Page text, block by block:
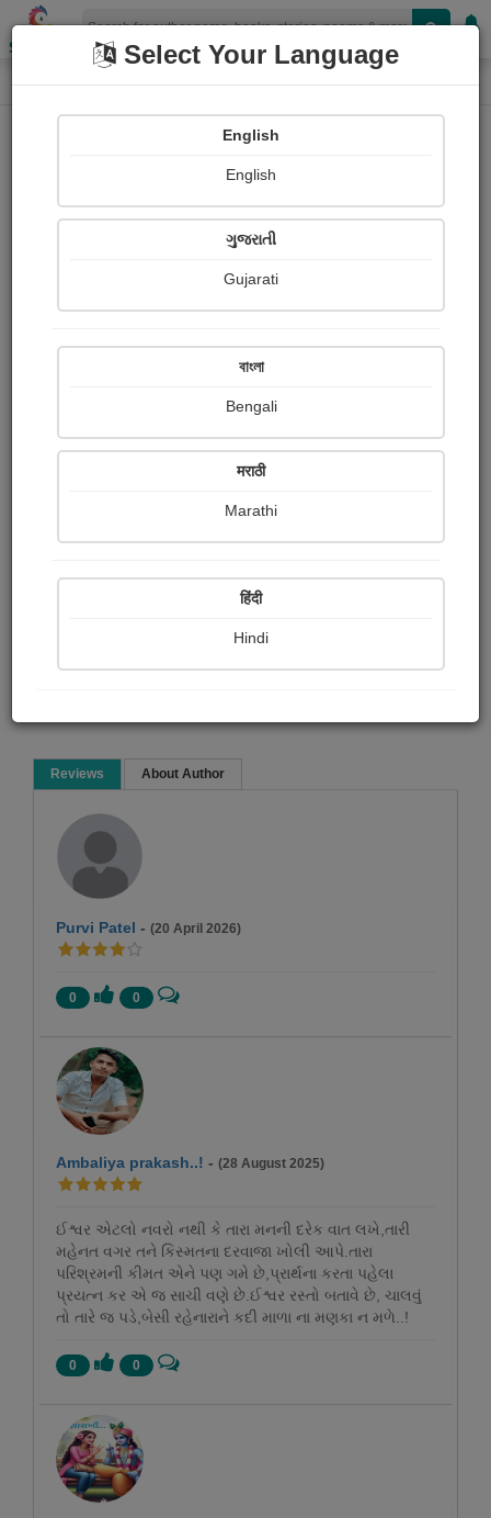
Shopizen
Home Book Details
ઈશ્વર એટલો નવરો નથી
Biography & True Account Spiritual Poetry collection
Read Now
Reviews About Author
Purvi Patel - (20 April 2026)
0 0
Ambaliya prakash..! - (28 August 2025)
ઈશ્વર એટલો નવરો નથી કે તારા મનની દરેક વાત લખે,તારી
મહેનત વગર તને કિસ્મતના દરવાજા ખોલી આપે.તારા
પરિશ્રમની કીમત એને પણ ગમે છે,પ્રાર્થના કરતા પહેલા
પ્રયત્ન કર એ જ સાચી વણે છે.ઈશ્વર રસ્તો બતાવે છે, ચાલવું
તો તારે જ પડે,બેસી રહેનારાને કદી માળા ના મણકા ન મળે..!
0 0
Select Your Language
English
English
ગુજરાતી
Gujarati
বাংলা
Bengali
मराठी
Marathi
हिंदी
Hindi